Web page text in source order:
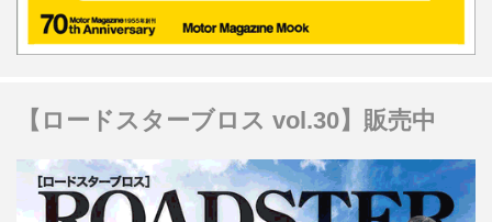
【ロードスターブロス vol.30】販売中